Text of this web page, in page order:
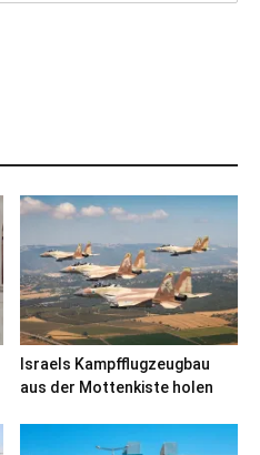
Israels Kampfflugzeugbau
aus der Mottenkiste holen